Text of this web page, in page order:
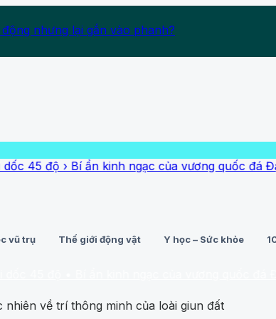
nhưng lại gắn vào phanh?
›Bí ẩn kinh ngạc của vương quốc đá Đại
vũ trụ Thế giới động vật Y học – Sức khỏe
nhiên về trí thông minh của loài giun đất